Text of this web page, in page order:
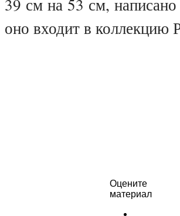
оно входит в коллекцию
Оцените
материал